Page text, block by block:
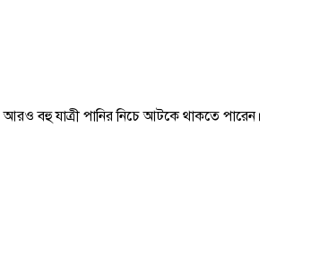
বহু যাত্রী পানির নিচে আটকে থাকতে পারেন।